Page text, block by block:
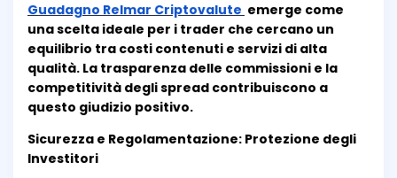
Guadagno Relmar Criptovalute emerge come
una scelta ideale per i trader che cercano un
equilibrio tra costi contenuti e servizi di alta
qualità. La trasparenza delle commissioni e la
competitività degli spread contribuiscono a
questo giudizio positivo.
Sicurezza e Regolamentazione: Protezione degli
Investitori